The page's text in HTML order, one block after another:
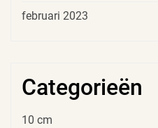
februari 2023
Categorieën
10 cm